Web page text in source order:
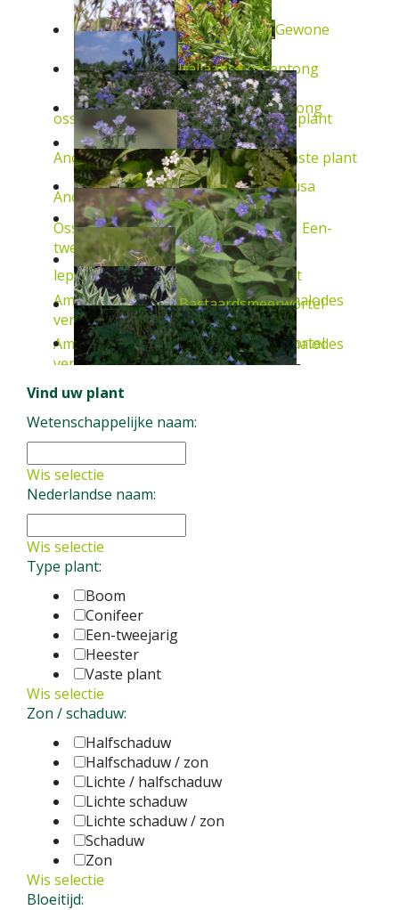
Gewone
ossentong Anchusa officinalisVaste plant
Italiaanse ossentong
Anchusa azurea 'Loddon Royalist'Vaste plant
Italiaanse ossentong
Anchusa azureaVaste plant
OssentongAnchusa capensis 'Dawn' Een-
tweejarig
OssentongAnchusa
leptophylla subsp. incanaVaste plant
Amerikaans vergeet-mij-nietjeOmphalodes
verna 'Alba'Vaste plant
Amerikaans vergeet-mij-nietjeOmphalodes
vernaVaste plant
Bastaardsmeerwortel
Symphytum x uplandicum
Bastaardsmeerwortel
Symphytum x uplandicum 'Variegatum'
Vind uw plant
Wetenschappelijke naam:
Wis selectie
Nederlandse naam:
Wis selectie
Type plant:
Boom
Conifeer
Een-tweejarig
Heester
Vaste plant
Wis selectie
Zon / schaduw:
Halfschaduw
Halfschaduw / zon
Lichte / halfschaduw
Lichte schaduw
Lichte schaduw / zon
Schaduw
Zon
Wis selectie
Bloeitijd: